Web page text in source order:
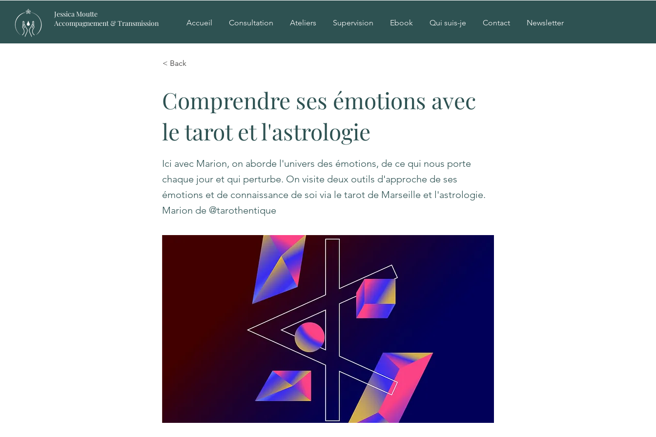
Jessica Moutte
Accompagnement & Transmission
Accueil Consultation Ateliers Supervision Ebook Qui suis-je Contact Newsletter
< Back
Comprendre ses émotions avec
le tarot et l'astrologie
Ici avec Marion, on aborde l'univers des émotions, de ce qui nous porte
chaque jour et qui perturbe. On visite deux outils d'approche de ses
émotions et de connaissance de soi via le tarot de Marseille et l'astrologie.
Marion de @tarothentique